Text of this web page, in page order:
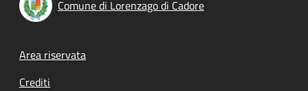
Comune di Lorenzago di Cadore
Footer menu
Area riservata
Crediti